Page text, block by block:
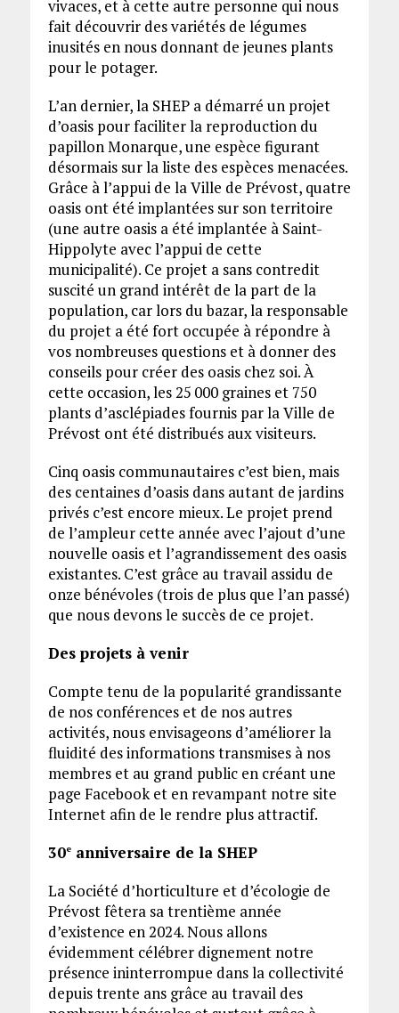
vivaces, et à cette autre personne qui nous
fait découvrir des variétés de légumes
inusités en nous donnant de jeunes plants
pour le potager.
L’an dernier, la SHEP a démarré un projet
d’oasis pour faciliter la reproduction du
papillon Monarque, une espèce figurant
désormais sur la liste des espèces menacées.
Grâce à l’appui de la Ville de Prévost, quatre
oasis ont été implantées sur son territoire
(une autre oasis a été implantée à Saint-
Hippolyte avec l’appui de cette
municipalité). Ce projet a sans contredit
suscité un grand intérêt de la part de la
population, car lors du bazar, la responsable
du projet a été fort occupée à répondre à
vos nombreuses questions et à donner des
conseils pour créer des oasis chez soi. À
cette occasion, les 25 000 graines et 750
plants d’asclépiades fournis par la Ville de
Prévost ont été distribués aux visiteurs.
Cinq oasis communautaires c’est bien, mais
des centaines d’oasis dans autant de jardins
privés c’est encore mieux. Le projet prend
de l’ampleur cette année avec l’ajout d’une
nouvelle oasis et l’agrandissement des oasis
existantes. C’est grâce au travail assidu de
onze bénévoles (trois de plus que l’an passé)
que nous devons le succès de ce projet.
Des projets à venir
Compte tenu de la popularité grandissante
de nos conférences et de nos autres
activités, nous envisageons d’améliorer la
fluidité des informations transmises à nos
membres et au grand public en créant une
page Facebook et en revampant notre site
Internet afin de le rendre plus attractif.
30eanniversaire de la SHEP
La Société d’horticulture et d’écologie de
Prévost fêtera sa trentième année
d’existence en 2024. Nous allons
évidemment célébrer dignement notre
présence ininterrompue dans la collectivité
depuis trente ans grâce au travail des